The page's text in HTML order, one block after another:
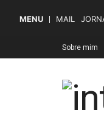
MENU MAIL
Sobre mim